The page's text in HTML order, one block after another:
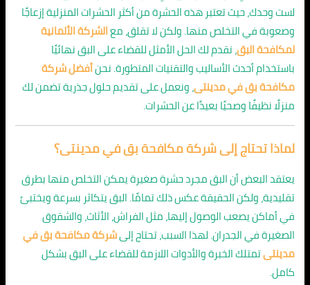
لست وحدك، حيث تعتبر هذه الحشرة من أكثر الحشرات المنزلية إزعاجًا
وصعوبة في التخلص منها. ولكن لا تقلق، معالشركة الألمانية
لمكافحة البق، نقدم لك الحل الأمثل للقضاء على البق نهائيًا
باستخدام أحدث الأساليب والتقنيات المتطورة. نحنأفضل شركة
مكافحة بق في مدينتى، ونعمل على تقديم حلول جذرية تضمن لك
منزلًا نظيفًا وصحيًا بعيدًا عن الحشرات.
لماذا تحتاج إلى شركة مكافحة بق في مدينتى؟
يعتقد البعض أن البق مجرد حشرة صغيرة يمكن التخلص منها بطرق
تقليدية، ولكن الحقيقة عكس ذلك تمامًا. البق يتكاثر بسرعة ويختبئ
في أماكن يصعب الوصول إليها، مثل الفراش، الأثاث، والشقوق
الصغيرة في الجدران. لهذا السبب، تحتاج إلىشركة مكافحة بق في
مدينتىتمتلك الخبرة والأدوات اللازمة للقضاء على البق بشكل
كامل.